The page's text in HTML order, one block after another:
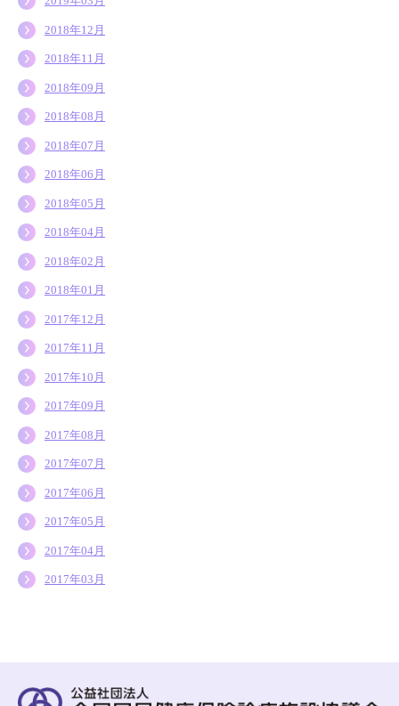
2018年12月
2018年11月
2018年09月
2018年08月
2018年07月
2018年06月
2018年05月
2018年04月
2018年02月
2018年01月
2017年12月
2017年11月
2017年10月
2017年09月
2017年08月
2017年07月
2017年06月
2017年05月
2017年04月
2017年03月